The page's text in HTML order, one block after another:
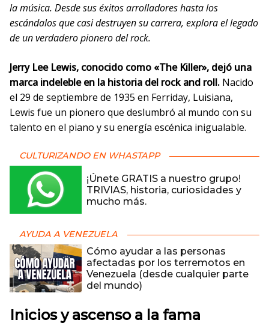
la música. Desde sus éxitos arrolladores hasta los
escándalos que casi destruyen su carrera, explora el legado
de un verdadero pionero del rock.
Jerry Lee Lewis, conocido como «The Killer», dejó una
marca indeleble en la historia del rock and roll. Nacido
el 29 de septiembre de 1935 en Ferriday, Luisiana,
Lewis fue un pionero que deslumbró al mundo con su
talento en el piano y su energía escénica inigualable.
CULTURIZANDO EN WHASTAPP
¡Únete GRATIS a nuestro grupo!
TRIVIAS, historia, curiosidades y
mucho más.
AYUDA A VENEZUELA
Cómo ayudar a las personas
afectadas por los terremotos en
Venezuela (desde cualquier parte
del mundo)
Inicios y ascenso a la fama